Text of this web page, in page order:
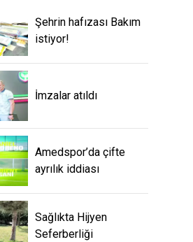
Şehrin hafızası Bakım
istiyor!
İmzalar atıldı
Amedspor’da çifte
ayrılık iddiası
Sağlıkta Hijyen
Seferberliği